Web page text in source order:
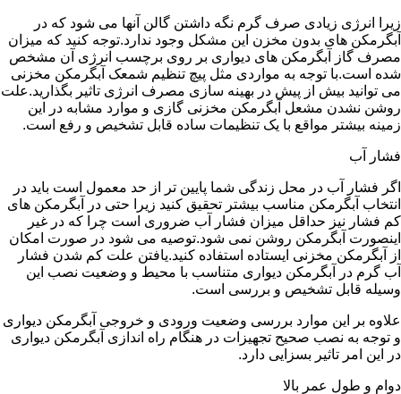
زیرا انرژی زیادی صرف گرم نگه داشتن گالن آنها می شود که در
آبگرمکن های بدون مخزن این مشکل وجود ندارد.توجه کنید که میزان
مصرف گاز آبگرمکن های دیواری بر روی برچسب انرژی آن مشخص
شده است.با توجه به مواردی مثل پیچ تنظیم شمعک آبگرمکن مخزنی
می توانید بیش از پیش در بهینه سازی مصرف انرژی تاثیر بگذارید.علت
روشن نشدن مشعل آبگرمکن مخزنی گازی و موارد مشابه در این
زمینه بیشتر مواقع با یک تنظیمات ساده قابل تشخیص و رفع است.
فشار آب
اگر فشار آب در محل زندگی شما پایین تر از حد معمول است باید در
انتخاب آبگرمکن مناسب بیشتر تحقیق کنید زیرا حتی در آبگرمکن های
کم فشار نیز حداقل میزان فشار آب ضروری است چرا که در غیر
اینصورت آبگرمکن روشن نمی شود.توصیه می شود در صورت امکان
از آبگرمکن مخزنی ایستاده استفاده کنید.یافتن علت کم شدن فشار
آب گرم در آبگرمکن دیواری متناسب با محیط و وضعیت نصب این
وسیله قابل تشخیص و بررسی است.
علاوه بر این موارد بررسی وضعیت ورودی و خروجی آبگرمکن دیواری
و توجه به نصب صحیح تجهیزات در هنگام راه اندازی آبگرمکن دیواری
در این امر تاثیر بسزایی دارد.
دوام و طول عمر بالا